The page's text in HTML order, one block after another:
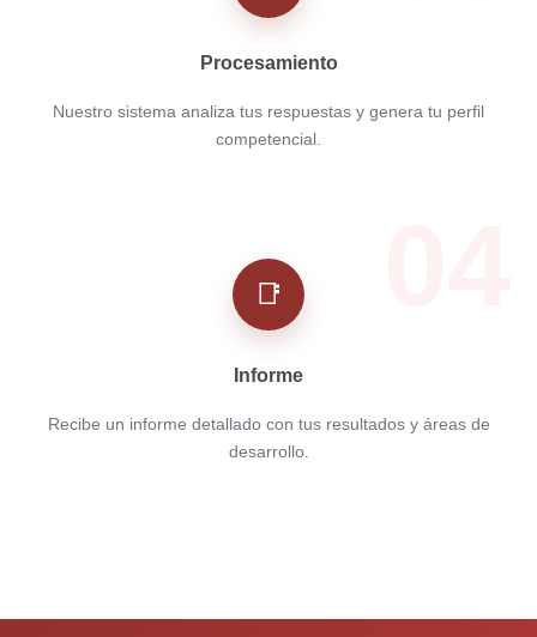
Procesamiento
Nuestro sistema analiza tus respuestas y genera tu perfil
competencial.
📑
Informe
Recibe un informe detallado con tus resultados y áreas de
desarrollo.